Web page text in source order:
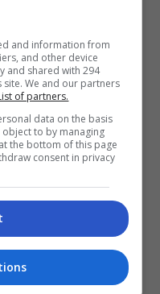
bersama suami,
bahawa
bekerjasama
mereka
itu sentiasa
and information from
and other device
and shared with 294
We and our partners
of partners.
data on the basis
to by managing
the bottom of this page
consent in privacy